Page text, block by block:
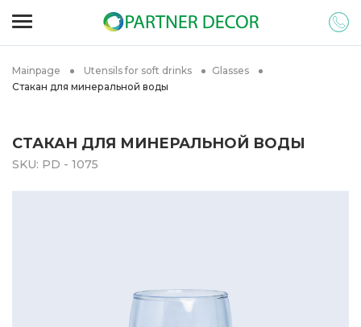
Mainpage Utensils for soft drinks
Glasses
Стакан для минеральной воды
СТАКАН ДЛЯ МИНЕРАЛЬНОЙ ВОДЫ
SKU: PD - 1075